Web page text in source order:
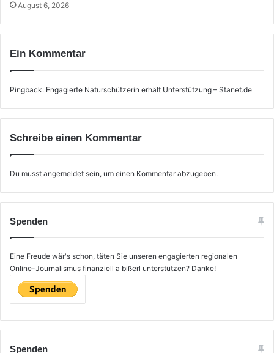
August 6, 2026
Ein Kommentar
Pingback: Engagierte Naturschützerin erhält Unterstützung – Stanet.de
Schreibe einen Kommentar
Du musst angemeldet sein, um einen Kommentar abzugeben.
Spenden
Eine Freude wär's schon, täten Sie unseren engagierten regionalen
Online-Journalismus finanziell a bißerl unterstützen? Danke!
Spenden